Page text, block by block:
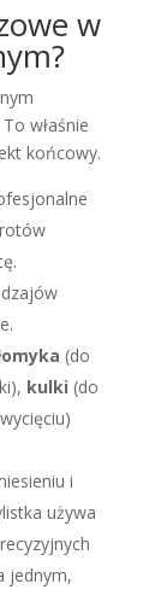
w
właśnie
końcowy.
(do
kulki (do
i
używa
jednym,